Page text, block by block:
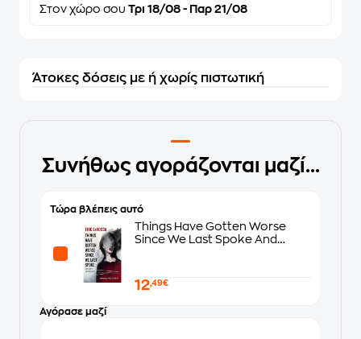
Στον χώρο σου Τρι 18/08 - Παρ 21/08
Άτοκες δόσεις με ή χωρίς πιστωτική
Συνήθως αγοράζονται μαζί...
Τώρα βλέπεις αυτό
Things Have Gotten Worse
Since We Last Spoke And
12,49€
Αγόρασε μαζί